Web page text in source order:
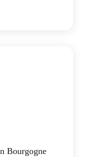
Bourgogne